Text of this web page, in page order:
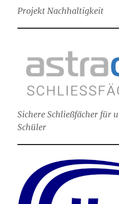
Projekt Nachhaltigkeit
Sichere Schließfächer für
Schüler